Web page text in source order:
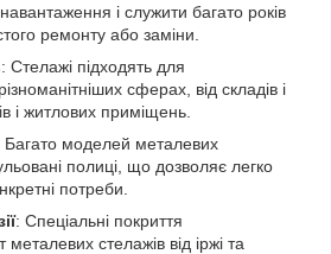
і служити багато років
ремонту або заміни.
: Стелажі підходять для
сферах, від складів і
і житлових приміщень.
Багато моделей металевих
полиці, що дозволяє легко
потреби.
: Спеціальні покриття
стелажів від іржі та